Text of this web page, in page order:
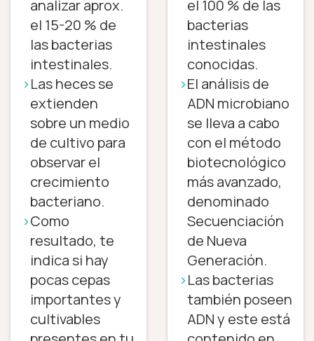
analizar aprox.
el 15-20 % de
las bacterias
intestinales.
Las heces se
extienden
sobre un medio
de cultivo para
observar el
crecimiento
bacteriano.
Como
resultado, te
indica si hay
pocas cepas
importantes y
cultivables
el 100 % de las
bacterias
intestinales
conocidas.
El análisis de
ADN microbiano
se lleva a cabo
con el método
biotecnológico
más avanzado,
denominado
Secuenciación
de Nueva
Generación.
Las bacterias
también poseen
ADN y este está